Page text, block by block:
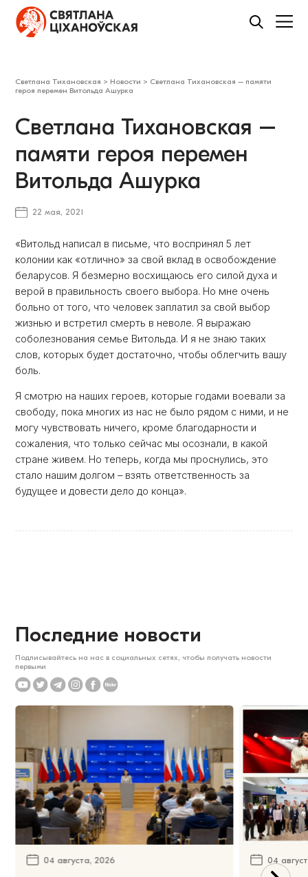
Светлана Тихановская > Новости > Светлана Тихановская – памяти
героя перемен Витольда Ашурка
Светлана Тихановская –
памяти героя перемен
Витольда Ашурка
22 мая, 2021
«Витольд написал в письме, что воспринял 5 лет
колонии как «отлично» за свой вклад в освобождение
беларусов. Я безмерно восхищаюсь его силой духа и
верой в правильность своего выбора. Но мне очень
больно от того, что человек заплатил за свой выбор
жизнью и встретил смерть в неволе. Я выражаю
соболезнования семье Витольда. И я не знаю таких
слов, которых будет достаточно, чтобы облегчить вашу
боль.
Я смотрю на наших героев, которые годами воевали за
свободу, пока многих из нас не было рядом с ними, и не
могу чувствовать ничего, кроме благодарности и
сожаления, что только сейчас мы осознали, в какой
стране живем. Но теперь, когда мы проснулись, это
стало нашим долгом – взять ответственность за
будущее и довести дело до конца».
Последние новости
Подписывайтесь на нас в социальных сетях, чтобы получать новости
первыми
04 августа, 2026 04